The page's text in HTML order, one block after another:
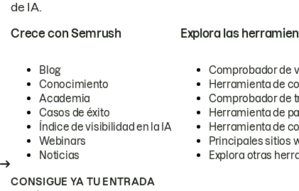
de IA.
Crece con Semrush
Blog
Conocimiento
Academia
Casos de éxito
Índice de visibilidad en la IA
Webinars
Noticias
Explora las
Comprobador de
Herramienta de
Comprobador de
Herramienta de
Herramienta de
Principales sitios
Explora otras
CONSIGUE YA TU ENTRADA